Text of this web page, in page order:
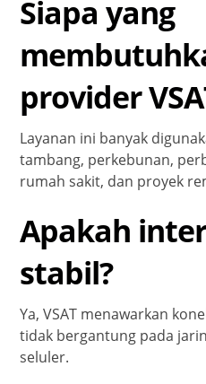
Siapa yang
provider
Layanan ini banyak
tambang, perkebunan,
rumah sakit, dan proyek
Apakah
stabil?
Ya, VSAT menawarkan
tidak bergantung pada
seluler.